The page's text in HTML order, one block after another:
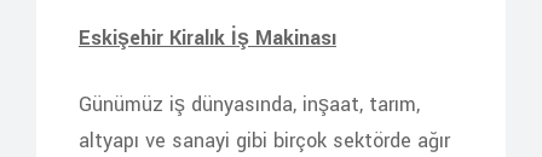
Eskişehir Kiralık İş Makinası
Günümüz iş dünyasında, inşaat, tarım,
altyapı ve sanayi gibi birçok sektörde ağır